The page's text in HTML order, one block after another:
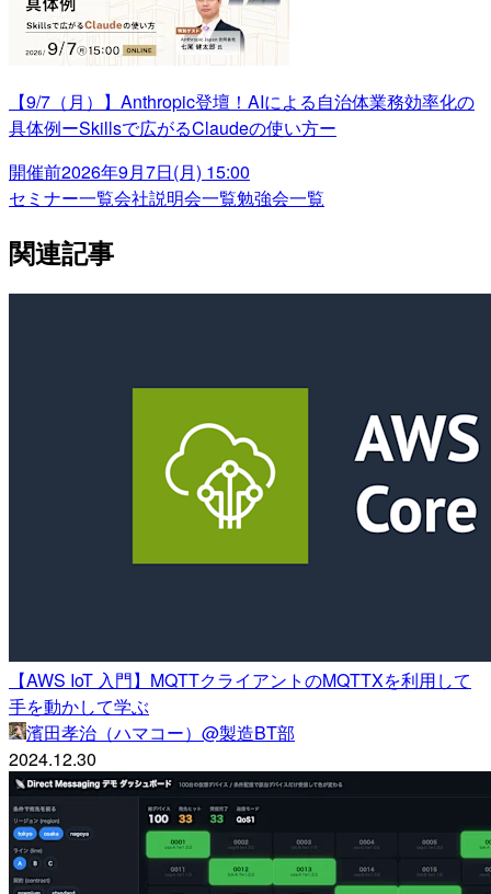
【9/7（月）】Anthropic登壇！AIによる自治体業務効率化の
具体例ーSkillsで広がるClaudeの使い方ー
開催前2026年9月7日(月) 15:00
セミナー一覧会社説明会一覧勉強会一覧
関連記事
【AWS IoT 入門】MQTTクライアントのMQTTXを利用して
手を動かして学ぶ
濱田孝治（ハマコー）@製造BT部
2024.12.30